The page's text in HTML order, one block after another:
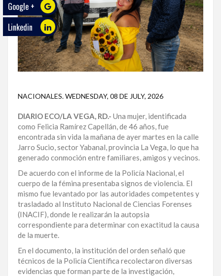
ECO
PLAY
TRABAJOS
DE
INVESTIGACIÓN
NACIONAL
SANTO
DOMINGO
SANTIAGO
SAN
JUAN
LA
ALTAGRACIA
PUERTO
PLATA
Google +
Linkedin
NACIONALES.WEDNESDAY, 08 DE JULY, 2026
DIARIO ECO/LA VEGA, RD.- Una mujer, identificada
como Felicia Ramírez Capellán, de 46 años, fue
encontrada sin vida la mañana de ayer martes en la calle
Jarro Sucio, sector Yabanal, provincia La Vega, lo que ha
generado conmoción entre familiares, amigos y vecinos.
De acuerdo con el informe de la Policía Nacional, el
cuerpo de la fémina presentaba signos de violencia. El
mismo fue levantado por las autoridades competentes y
trasladado al Instituto Nacional de Ciencias Forenses
(INACIF), donde le realizarán la autopsia
correspondiente para determinar con exactitud la causa
de la muerte.
En el documento, la institución del orden señaló que
técnicos de la Policía Científica recolectaron diversas
evidencias que forman parte de la investigación,